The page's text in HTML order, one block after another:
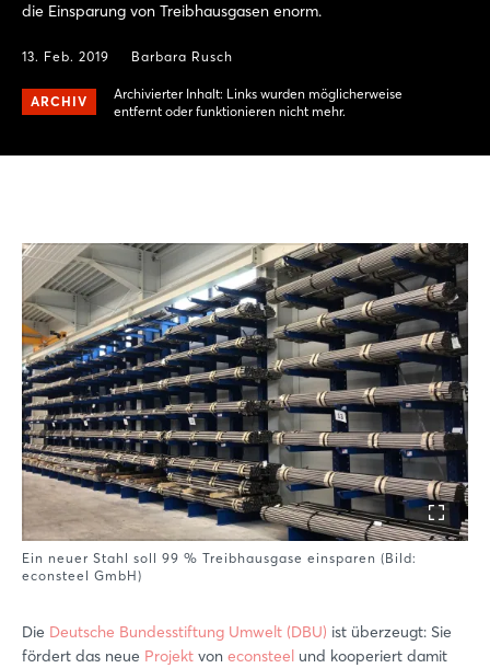
die Einsparung von Treibhausgasen enorm.
13. Feb. 2019 Barbara Rusch
ARCHIV
Archivierter Inhalt: Links wurden möglicherweise
entfernt oder funktionieren nicht mehr.
Ein neuer Stahl soll 99 % Treibhausgase einsparen (Bild:
econsteel GmbH)
Die Deutsche Bundesstiftung Umwelt (DBU) ist überzeugt: Sie
fördert das neue Projekt von econsteel und kooperiert damit